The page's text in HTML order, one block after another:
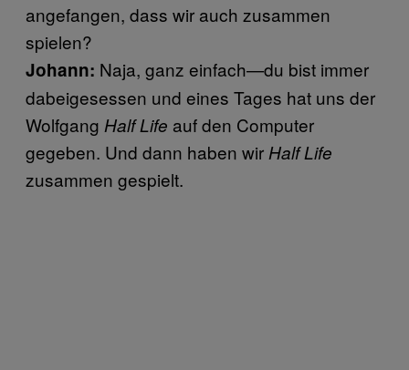
angefangen, dass wir auch zusammen
spielen?
Johann: Naja, ganz einfach—du bist immer
dabeigesessen und eines Tages hat uns der
Wolfgang Half Life auf den Computer
gegeben. Und dann haben wir Half Life
zusammen gespielt.